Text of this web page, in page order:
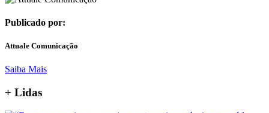
Publicado por:
Attuale Comunicação
Saiba Mais
+ Lidas